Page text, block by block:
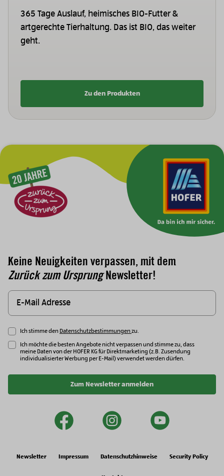
365 Tage Auslauf, heimisches BIO-Futter &
artgerechte Tierhaltung. Das ist BIO, das weiter
geht.
Zu den Produkten
Zur Hauptnavigation
Keine Neuigkeiten verpassen, mit dem
Zurück zum UrsprungNewsletter!
Ich stimme den Datenschutzbestimmungenzu.
Ich möchte die besten Angebote nicht verpassen und stimme zu, dass
meine Daten von der HOFER KG für Direktmarketing (z.B. Zusendung
individualisierter Werbung per E-Mail) verwendet werden dürfen.
Zum Newsletter anmelden
facebookinstagram
Newsletter Impressum Datenschutzhinweise Security Policy